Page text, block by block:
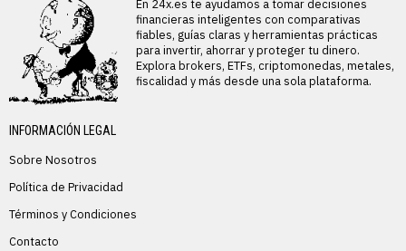
En 24x.es te ayudamos a tomar decisiones
financieras inteligentes con comparativas
fiables, guías claras y herramientas prácticas
para invertir, ahorrar y proteger tu dinero.
Explora brokers, ETFs, criptomonedas, metales,
fiscalidad y más desde una sola plataforma.
INFORMACIÓN LEGAL
Sobre Nosotros
Política de Privacidad
Términos y Condiciones
Contacto